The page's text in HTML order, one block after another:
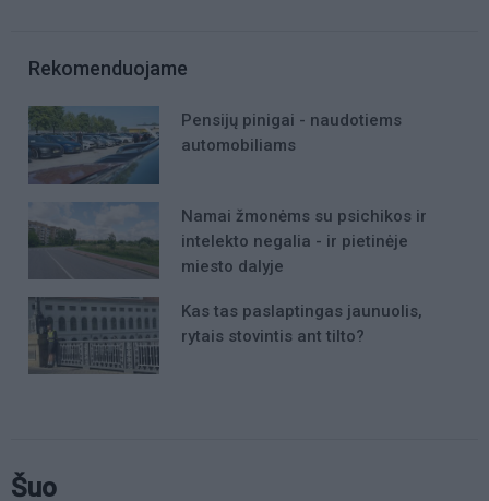
Rekomenduojame
Pensijų pinigai - naudotiems
automobiliams
Namai žmonėms su psichikos ir
intelekto negalia - ir pietinėje
miesto dalyje
Kas tas paslaptingas jaunuolis,
rytais stovintis ant tilto?
Šuo